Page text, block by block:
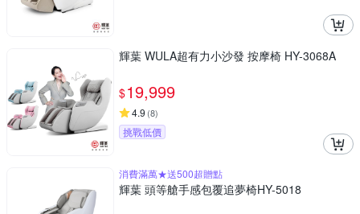
輝葉 WULA超有力小沙發 按摩椅 HY-3068A
$19,999
4.9 (8)
挑戰低價
消費滿萬★送500超贈點
輝葉 頭等艙手感包覆追夢椅HY-5018